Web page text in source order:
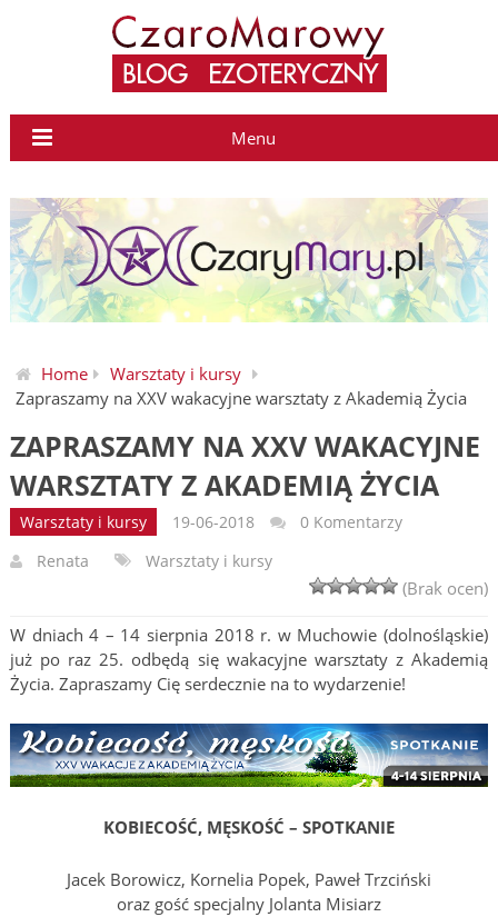
Menu
Home
Warsztaty i kursy
Zapraszamy na XXV wakacyjne warsztaty z Akademią Życia
ZAPRASZAMY NA XXV WAKACYJNE
WARSZTATY Z AKADEMIĄ ŻYCIA
Warsztaty i kursy 19-06-2018
0 Komentarzy
Renata
Warsztaty i kursy
(Brak ocen)
W dniach 4 – 14 sierpnia 2018 r. w Muchowie (dolnośląskie)
już po raz 25. odbędą się wakacyjne warsztaty z Akademią
Życia. Zapraszamy Cię serdecznie na to wydarzenie!
KOBIECOŚĆ, MĘSKOŚĆ – SPOTKANIE
Jacek Borowicz, Kornelia Popek, Paweł Trzciński
oraz gość specjalny Jolanta Misiarz